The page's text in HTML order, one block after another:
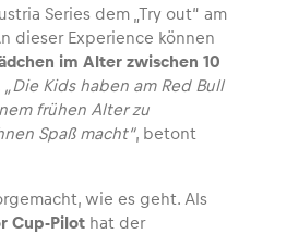
Series dem „Try out“ am
dieser Experience können
im Alter zwischen 10
„Die Kids haben am Red Bull
frühen Alter zu
Spaß macht“, betont
wie es geht. Als
Cup-Pilot hat der